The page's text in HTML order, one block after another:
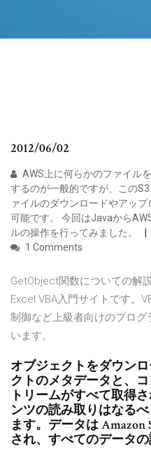
2012/06/02
AWS上に何らかのファイル
するのが一般的ですが、この
ァイルのダウンロードやアッ
可能です。 今回はJavaから
ルの操作を行ってみました。
1 Comments
GetObject関数についての解
Excel VBA入門サイトです。
制御など上級者向けのプロ
います。
オブジェクトをダウン
クトのメタデータと、
トリームがすべて取得
ンツの読み取りはなる
ます。データは
され、すべてのデータ